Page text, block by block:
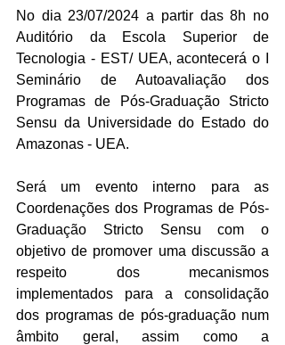
No dia 23/07/2024 a partir das 8h no
Auditório da Escola Superior de
Tecnologia - EST/ UEA, acontecerá o I
Seminário de Autoavaliação dos
Programas de Pós-Graduação Stricto
Sensu da Universidade do Estado do
Amazonas - UEA.
Será um evento interno para as
Coordenações dos Programas de Pós-
Graduação Stricto Sensu com o
objetivo de promover uma discussão a
respeito dos mecanismos
implementados para a consolidação
dos programas de pós-graduação num
âmbito geral, assim como a